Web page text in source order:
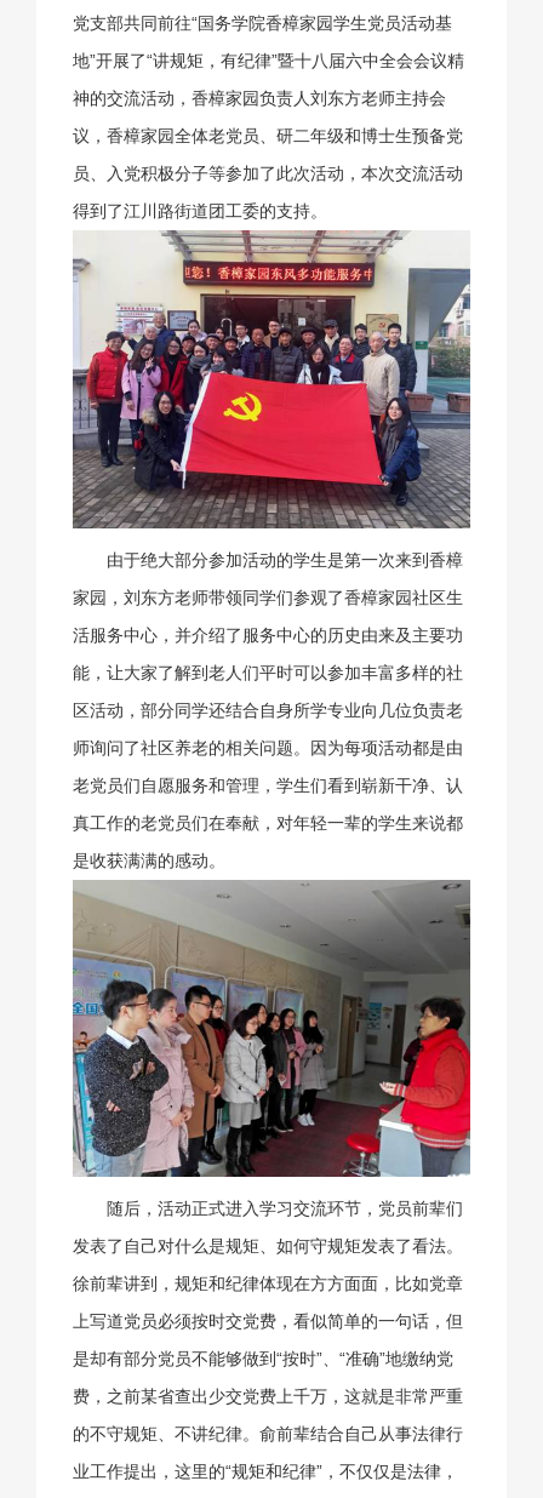
党支部共同前往“国务学院香樟家园学生党员活动基
地”开展了“讲规矩，有纪律”暨十八届六中全会会议精
神的交流活动，香樟家园负责人刘东方老师主持会
议，香樟家园全体老党员、研二年级和博士生预备党
员、入党积极分子等参加了此次活动，本次交流活动
得到了江川路街道团工委的支持。
由于绝大部分参加活动的学生是第一次来到香樟
家园，刘东方老师带领同学们参观了香樟家园社区生
活服务中心，并介绍了服务中心的历史由来及主要功
能，让大家了解到老人们平时可以参加丰富多样的社
区活动，部分同学还结合自身所学专业向几位负责老
师询问了社区养老的相关问题。因为每项活动都是由
老党员们自愿服务和管理，学生们看到崭新干净、认
真工作的老党员们在奉献，对年轻一辈的学生来说都
是收获满满的感动。
随后，活动正式进入学习交流环节，党员前辈们
发表了自己对什么是规矩、如何守规矩发表了看法。
徐前辈讲到，规矩和纪律体现在方方面面，比如党章
上写道党员必须按时交党费，看似简单的一句话，但
是却有部分党员不能够做到“按时”、“准确”地缴纳党
费，之前某省查出少交党费上千万，这就是非常严重
的不守规矩、不讲纪律。俞前辈结合自己从事法律行
业工作提出，这里的“规矩和纪律”，不仅仅是法律，